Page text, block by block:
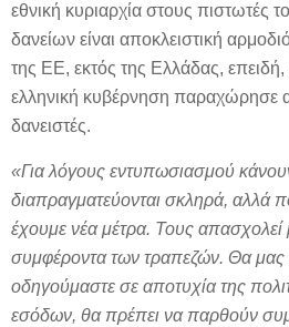
εθνική κυριαρχία στους πιστωτές
δανείων είναι αποκλειστική
της ΕΕ, εκτός της Ελλάδας,
ελληνική κυβέρνηση παραχώρησε
δανειστές.
«Για λόγους εντυπωσιασμού
διαπραγματεύονται σκληρά, αλλά
έχουμε νέα μέτρα. Τους απασχολεί
συμφέροντα των τραπεζών. Θα μας
οδηγούμαστε σε αποτυχία της
εσόδων, θα πρέπει να παρθούν